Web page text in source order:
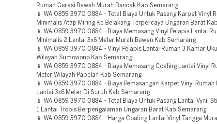
Rumah Garasi Bawah Murah Bancak Kab Semarang
📱 WA 0859 3970 0884 - Total Biaya Untuk Pasang Karpet Vinyl
Minimalis Atap Miring Ke Belakang Terpercaya Ungaran Barat
📱 WA 0859 3970 0884 - Biaya Memasang Vinyl Pelapis Lantai
Minimalis 2 Lantai 3x6 Meter Murah Bawen Kab Semarang
📱 WA 0859 3970 0884 - Vinyl Pelapis Lantai Rumah 3 Kamar
Wilayah Sumowono Kab Semarang
📱 WA 0859 3970 0884 - Biaya Memasang Coating Lantai Vinyl
Meter Wilayah Pabelan Kab Semarang
📱 WA 0859 3970 0884 - Biaya Pemasangan Karpet Vinyl Rumah
Lantai 3x6 Meter Di Suruh Kab Semarang
📱 WA 0859 3970 0884 - Total Biaya Untuk Pasang Lantai Vynil
1 Lantai Tropis Berpengalaman Ungaran Barat Kab Semarang
📱 WA 0859 3970 0884 - Harga Coating Lantai Vinyl Tangga